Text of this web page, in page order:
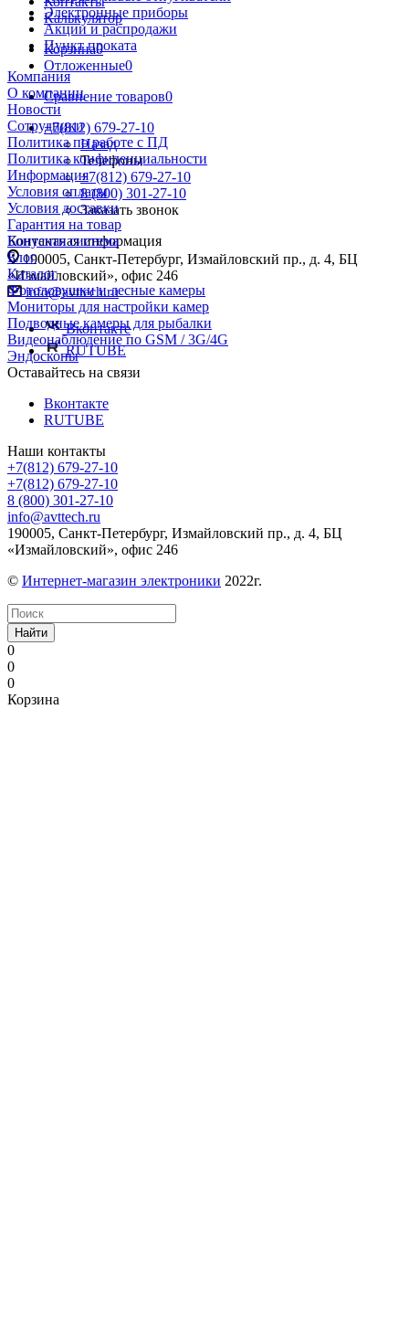
Калькулятор
Корзина0
Отложенные0
Сравнение товаров0
+7(812) 679-27-10
Назад
Телефоны
+7(812) 679-27-10
8 (800) 301-27-10
Заказать звонок
Контактная информация
190005, Санкт-Петербург, Измайловский пр., д. 4, БЦ
«Измайловский», офис 246
info@avttech.ru
Вконтакте
RUTUBE
Электронные приборы
Акции и распродажи
Пункт проката
Компания
О компании
Новости
Сотрудники
Политика по работе с ПД
Политика конфиденциальности
Информация
Условия оплаты
Условия доставки
Гарантия на товар
Бонусная система
Блог
Каталог
Фотоловушки и лесные камеры
Мониторы для настройки камер
Подводные камеры для рыбалки
Видеонаблюдение по GSM / 3G/4G
Эндоскопы
Оставайтесь на связи
Вконтакте
RUTUBE
Наши контакты
+7(812) 679-27-10
+7(812) 679-27-10
8 (800) 301-27-10
info@avttech.ru
190005, Санкт-Петербург, Измайловский пр., д. 4, БЦ
«Измайловский», офис 246
© Интернет-магазин электроники 2022г.
Найти
0
0
0
Корзина